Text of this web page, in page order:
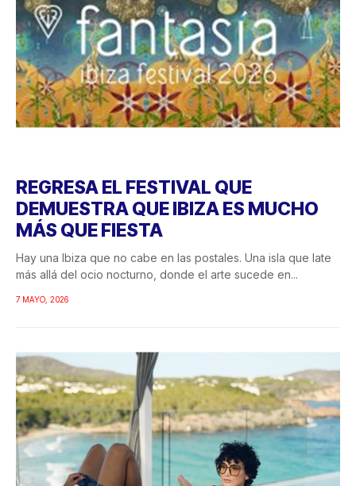
REGRESA EL FESTIVAL QUE
DEMUESTRA QUE IBIZA ES MUCHO
MÁS QUE FIESTA
Hay una Ibiza que no cabe en las postales. Una isla que late
más allá del ocio nocturno, donde el arte sucede en...
7 MAYO, 2026